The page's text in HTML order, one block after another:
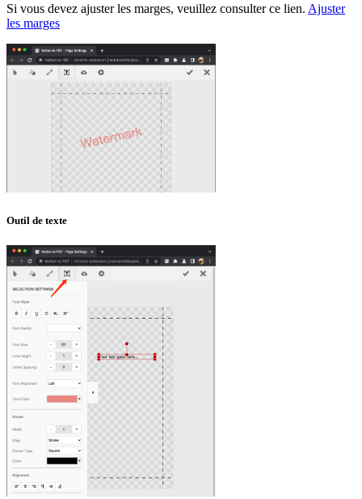
Si vous devez ajuster les marges, veuillez consulter ce lien. Ajuster
les marges
Outil de texte